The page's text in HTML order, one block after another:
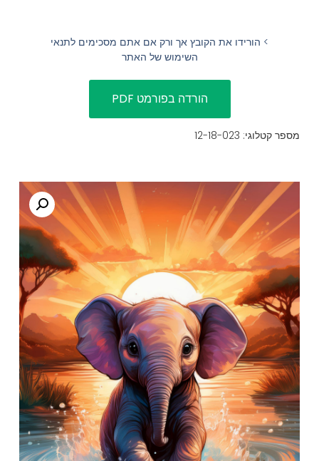
> הורידו את הקובץ אך ורק אם אתם מסכימים לתנאי
השימוש של האתר
מספר קטלוגי: 12-18-023